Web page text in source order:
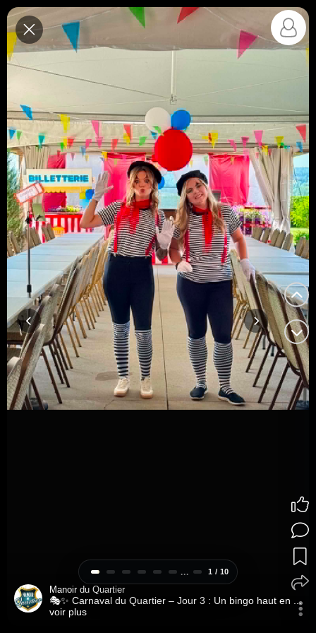
... 1 / 10
Manoir du Quartier
🎭✨ Carnaval du Quartier – Jour 3 : Un bingo haut en ...
voir plus